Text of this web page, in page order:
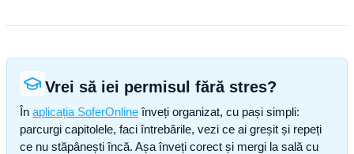
Vrei să iei permisul fără stres?
În aplicația SoferOnline înveți organizat, cu pași simpli:
parcurgi capitolele, faci întrebările, vezi ce ai greșit și repeți
ce nu stăpânești încă. Așa înveți corect și mergi la sală cu